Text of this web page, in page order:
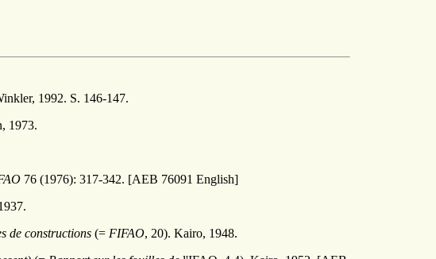
1992. S. 146-147.
1973.
76 (1976): 317-342. [AEB 76091 English]
de constructions (= FIFAO, 20). Kairo, 1948.